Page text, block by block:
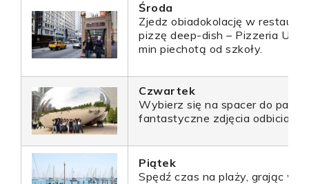
Środa
Zjedz obiadokolację w
pizzę deep-dish – Pizzeria
min piechotą od szkoły.
Czwartek
Wybierz się na spacer do parku
fantastyczne zdjęcia odbicia w
Piątek
Spędź czas na plaży, grając w